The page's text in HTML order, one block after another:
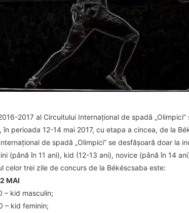
2017 al Circuitului Internațional de spadă
în perioada 12-14 mai 2017, cu etapa a cincea, de la
de spadă „Olimpici” se desfășoară doar la
(până în 11 ani), kid (12-13 ani), novice (până în 14
celor trei zile de concurs de la Békéscsaba este:
MAI
– kid masculin;
– kid feminin;